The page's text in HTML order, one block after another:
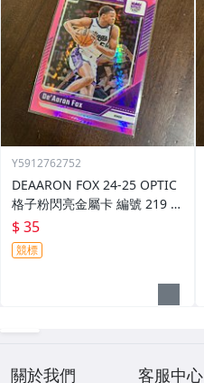
Y5912762752
DEAARON FOX 24-25 OPTIC
格子粉閃亮金屬卡 編號 219 前
後圖
$ 35
競標
關於我們 客服中心